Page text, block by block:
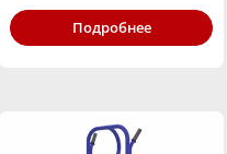
Грузоподъёмность,
кг:
150
Подробнее